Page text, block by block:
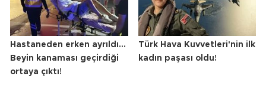
Hastaneden erken ayrıldı...
Beyin kanaması geçirdiği
ortaya çıktı!
Türk Hava Kuvvetleri'nin ilk
kadın paşası oldu!